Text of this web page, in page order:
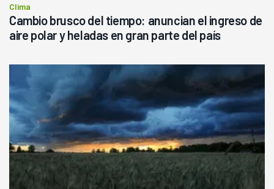
Clima
Cambio brusco del tiempo: anuncian el ingreso de
aire polar y heladas en gran parte del país